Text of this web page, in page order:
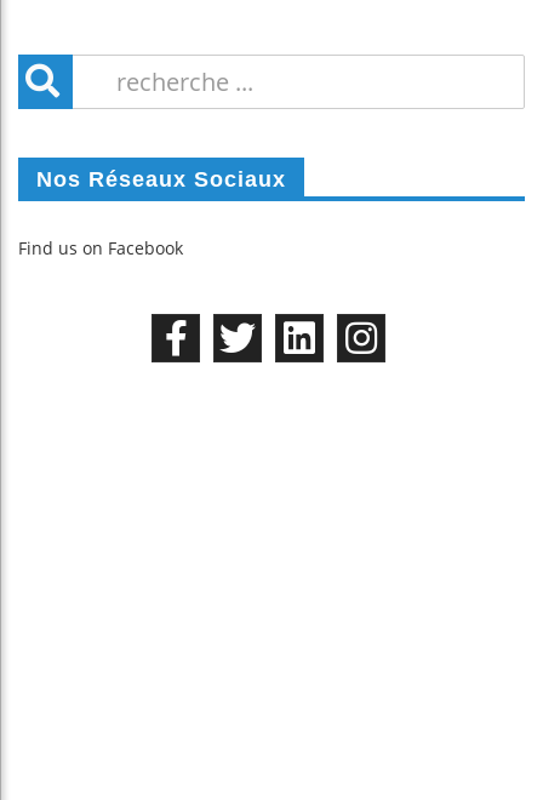
Nos Réseaux Sociaux
Find us on Facebook